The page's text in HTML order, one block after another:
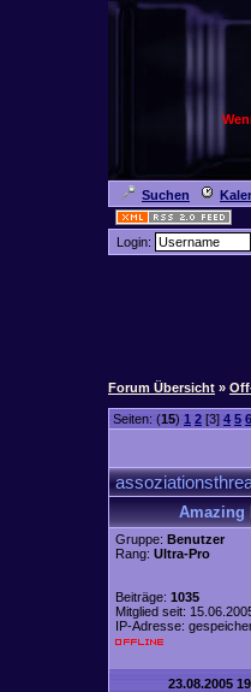
Suchen
Login:
Forum Übersicht »
Seiten: (15) 1 2 [3] 4 5 6
Amazing
Gruppe: Benutzer
Rang: Ultra-Pro
Beiträge: 1035
Mitglied seit:
IP-Adresse:
23.08.2005